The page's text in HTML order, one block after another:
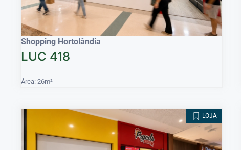
Shopping Hortolândia
LUC 418
Área: 26m²
LOJA